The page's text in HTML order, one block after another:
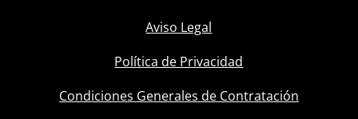
Aviso Legal
Política de Privacidad
Condiciones Generales de Contratación